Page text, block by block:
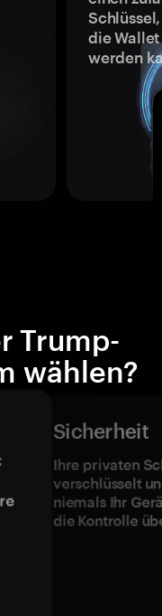
die
werden
Trump-
wählen?
Sicherheit
Ihre privaten
verschlüsselt
niemals Ihr
die Kontrolle